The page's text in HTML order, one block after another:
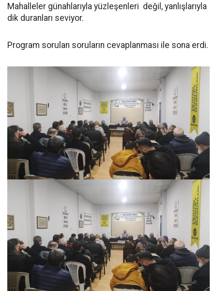
Mahalleler günahlarıyla yüzleşenleri değil, yanlışlarıyla
dik duranları seviyor.
Program sorulan soruların cevaplanması ile sona erdi.